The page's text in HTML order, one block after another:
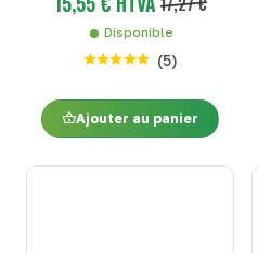
Disponible
(5)
Ajouter au panier